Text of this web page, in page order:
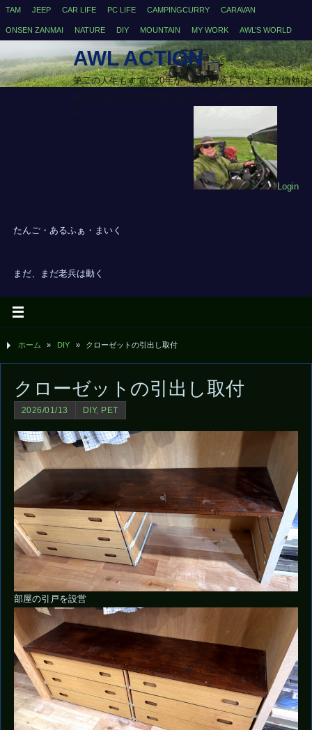
TAM JEEP CAR LIFE PC LIFE CAMPINGCURRY CARAVAN
ONSEN ZANMAI NATURE DIY MOUNTAIN MY WORK AWL’S WORLD
AWL ACTION
第二の人生もすでに20年が、体力も落ちても、まだ情熱は
Login
たんご・あるふぁ・まいく
まだ、まだ老兵は動く
ホーム » DIY » クローゼットの引出し取付
クローゼットの引出し取付
2026/01/13 DIY, PET
部屋の引戸を設営